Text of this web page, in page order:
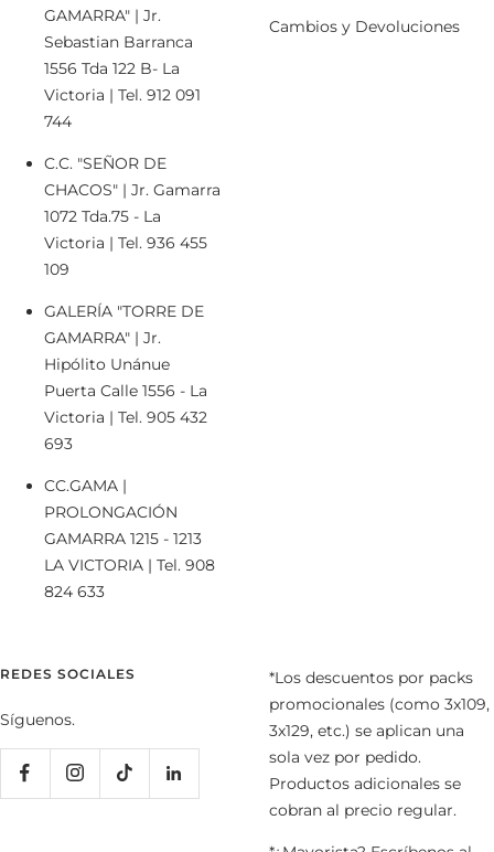
GAMARRA" | Jr.
Sebastian Barranca
1556 Tda 122 B- La
Victoria | Tel. 912 091
744
C.C. "SEÑOR DE
CHACOS" | Jr. Gamarra
1072 Tda.75 - La
Victoria | Tel. 936 455
109
GALERÍA "TORRE DE
GAMARRA" | Jr.
Hipólito Unánue
Puerta Calle 1556 - La
Victoria | Tel. 905 432
693
CC.GAMA |
PROLONGACIÓN
GAMARRA 1215 - 1213
LA VICTORIA | Tel. 908
824 633
Cambios y Devoluciones
REDES SOCIALES
Síguenos.
*Los descuentos por packs
promocionales (como 3x109,
3x129, etc.) se aplican una
sola vez por pedido.
Productos adicionales se
cobran al precio regular.